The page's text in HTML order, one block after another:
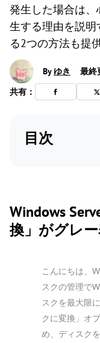
発生した場合は
生する理由を説
る2つの方法も提
By ゆき
最終
共有：
目次
Windows
換」がグレ
こんにちは、
スクの管理で
スクを最大限
クに変換」オ
め、ディスク